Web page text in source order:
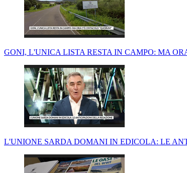
GONI, L'UNICA LISTA RESTA IN CAMPO: MA
L'UNIONE SARDA DOMANI IN EDICOLA: LE